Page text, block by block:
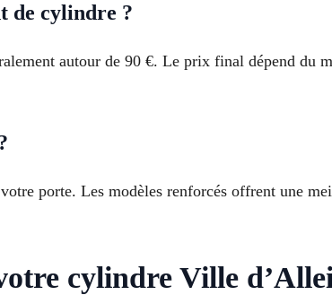
de cylindre ?
autour de 90 €. Le prix final dépend du
porte. Les modèles renforcés offrent une
cylindre Ville